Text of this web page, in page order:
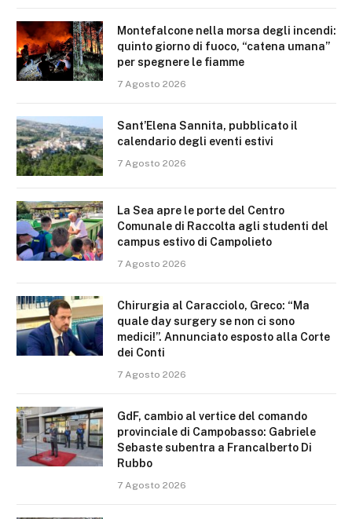
Montefalcone nella morsa degli incendi:
quinto giorno di fuoco, “catena umana”
per spegnere le fiamme
7 Agosto 2026
Sant’Elena Sannita, pubblicato il
calendario degli eventi estivi
7 Agosto 2026
La Sea apre le porte del Centro
Comunale di Raccolta agli studenti del
campus estivo di Campolieto
7 Agosto 2026
Chirurgia al Caracciolo, Greco: “Ma
quale day surgery se non ci sono
medici!”. Annunciato esposto alla Corte
dei Conti
7 Agosto 2026
GdF, cambio al vertice del comando
provinciale di Campobasso: Gabriele
Sebaste subentra a Francalberto Di
Rubbo
7 Agosto 2026